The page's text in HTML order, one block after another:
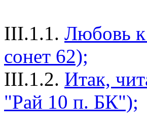
III.1.1. Любовь к
сонет 62);
III.1.2. Итак,
"Рай 10 п. БК");